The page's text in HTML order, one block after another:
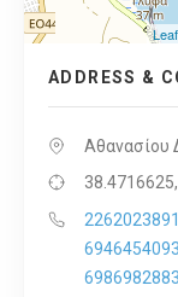
ADDRESS &
Αθανασίου
2262023891
6946454093
6986982883